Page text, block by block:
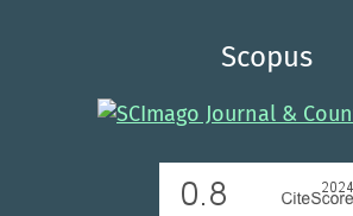
Scopus